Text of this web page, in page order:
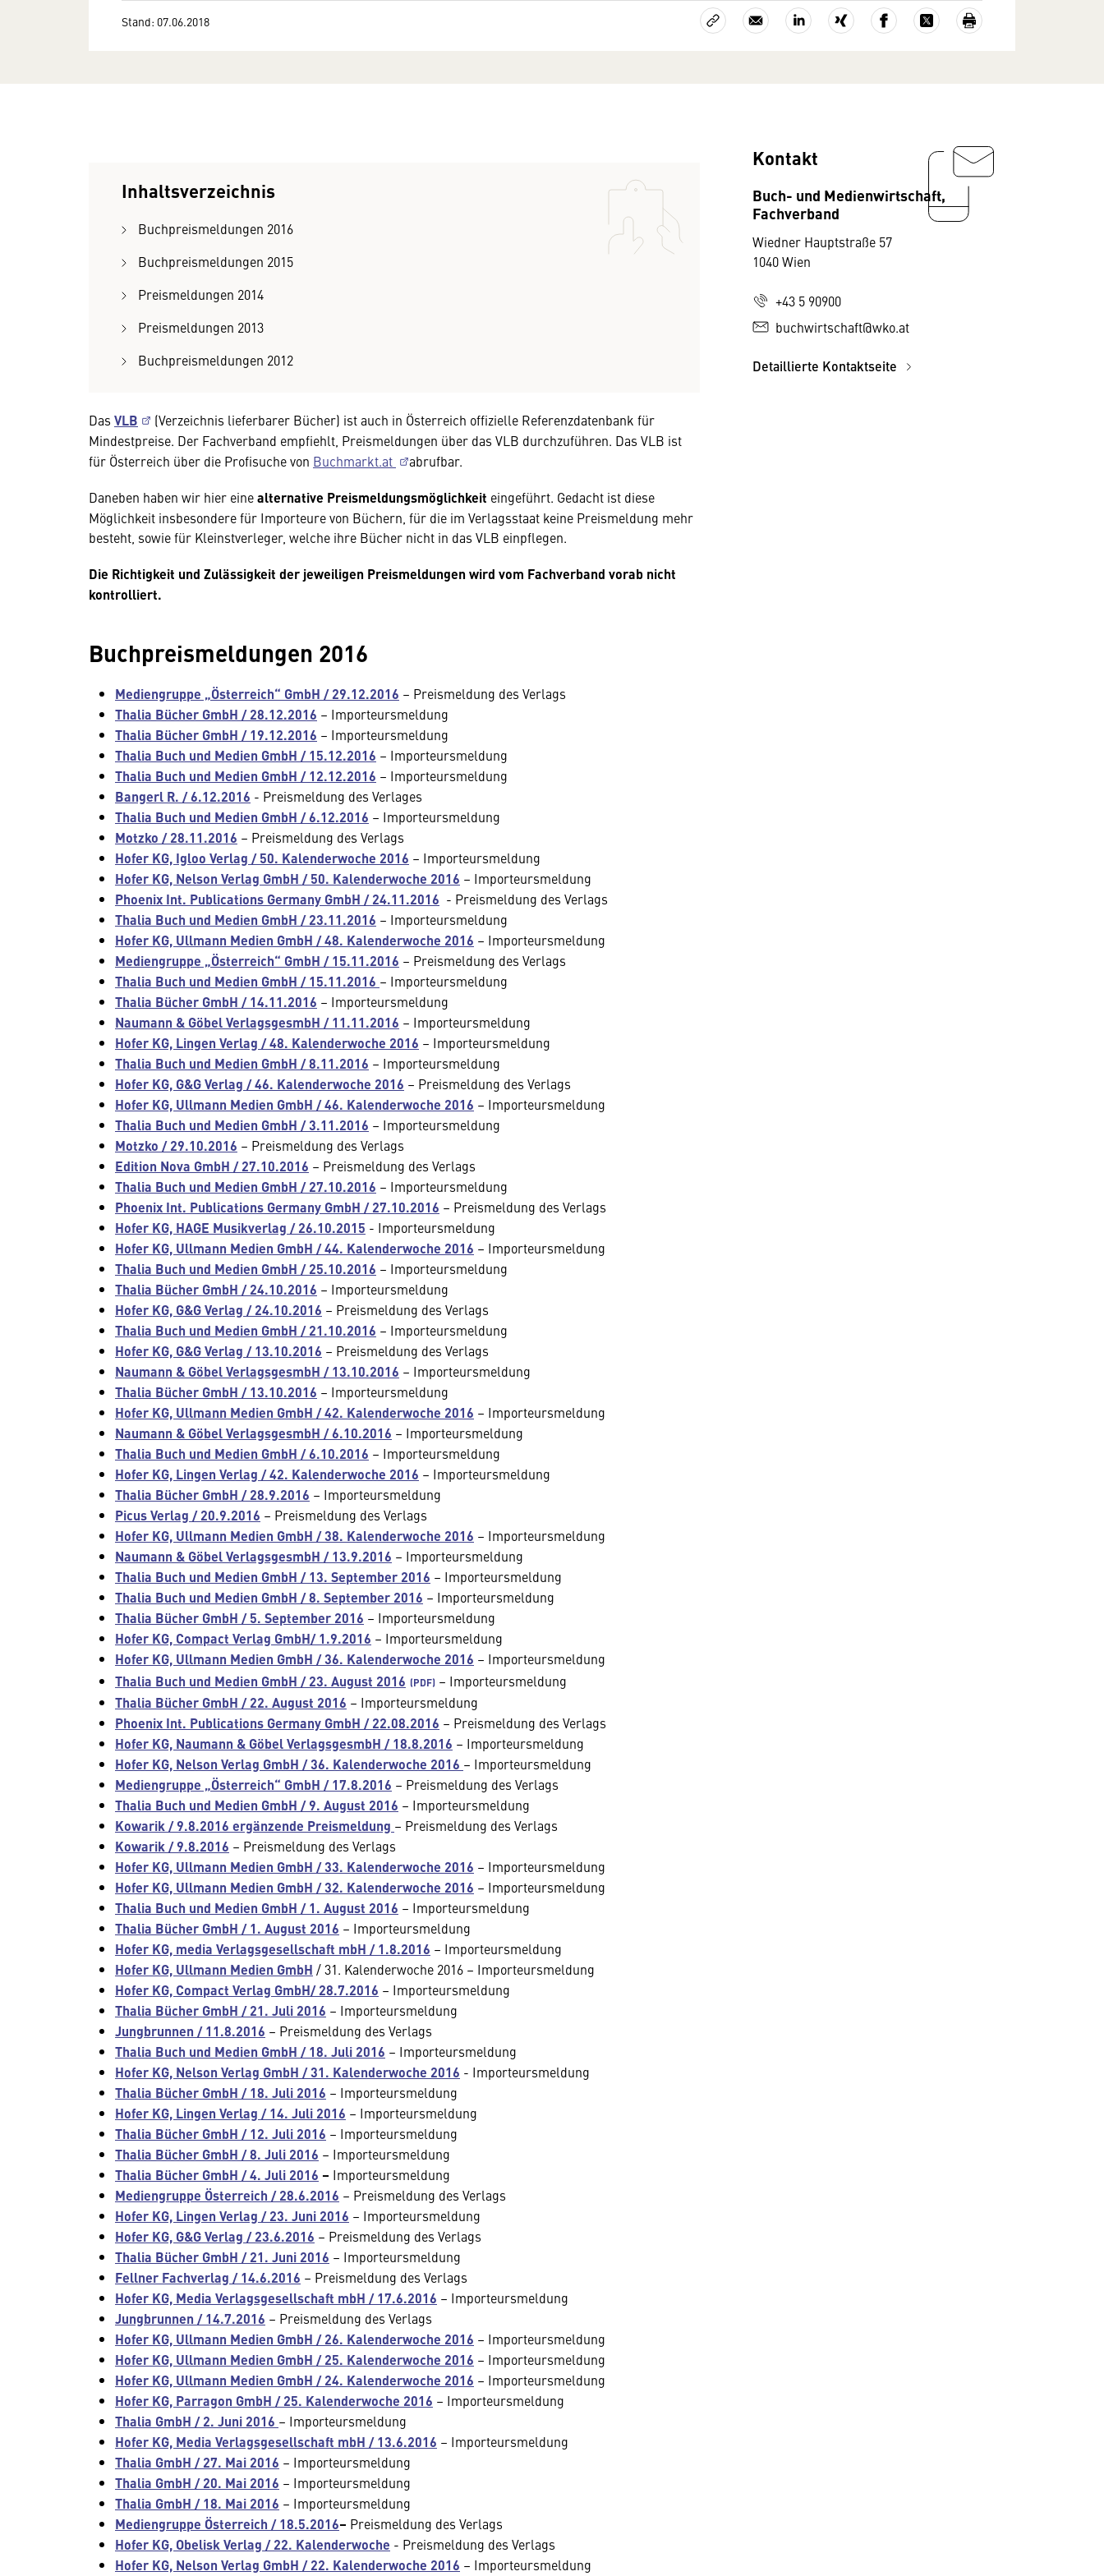
Stand: 07.06.2018
Inhaltsverzeichnis
Buchpreismeldungen 2016
Buchpreismeldungen 2015
Preismeldungen 2014
Preismeldungen 2013
Buchpreismeldungen 2012
Das VLB
(Verzeichnis lieferbarer Bücher) ist auch in Österreich offizielle Referenzdatenbank für
Mindestpreise. Der Fachverband empfiehlt, Preismeldungen über das VLB durchzuführen. Das VLB ist
für Österreich über die Profisuche von Buchmarkt.at
abrufbar.
Daneben haben wir hier einealternative Preismeldungsmöglichkeit eingeführt. Gedacht ist diese
Möglichkeit insbesondere für Importeure von Büchern, für die im Verlagsstaat keine Preismeldung mehr
besteht, sowie für Kleinstverleger, welche ihre Bücher nicht in das VLB einpflegen.
Die Richtigkeit und Zulässigkeit der jeweiligen Preismeldungen wird vom Fachverband vorab nicht
kontrolliert.
Buchpreismeldungen 2016
Mediengruppe „Österreich“ GmbH / 29.12.2016 – Preismeldung des Verlags
Thalia Bücher GmbH / 28.12.2016 – Importeursmeldung
Thalia Bücher GmbH / 19.12.2016 – Importeursmeldung
Thalia Buch und Medien GmbH / 15.12.2016 – Importeursmeldung
Thalia Buch und Medien GmbH / 12.12.2016 – Importeursmeldung
Bangerl R. / 6.12.2016 - Preismeldung des Verlages
Thalia Buch und Medien GmbH / 6.12.2016 – Importeursmeldung
Motzko / 28.11.2016 – Preismeldung des Verlags
Hofer KG, Igloo Verlag / 50. Kalenderwoche 2016 – Importeursmeldung
Hofer KG, Nelson Verlag GmbH / 50. Kalenderwoche 2016 – Importeursmeldung
Phoenix Int. Publications Germany GmbH / 24.11.2016 - Preismeldung des Verlags
Thalia Buch und Medien GmbH / 23.11.2016 – Importeursmeldung
Hofer KG, Ullmann Medien GmbH / 48. Kalenderwoche 2016 – Importeursmeldung
Mediengruppe „Österreich“ GmbH / 15.11.2016 – Preismeldung des Verlags
Thalia Buch und Medien GmbH / 15.11.2016 – Importeursmeldung
Thalia Bücher GmbH / 14.11.2016 – Importeursmeldung
Naumann & Göbel VerlagsgesmbH / 11.11.2016 – Importeursmeldung
Hofer KG, Lingen Verlag / 48. Kalenderwoche 2016 – Importeursmeldung
Thalia Buch und Medien GmbH / 8.11.2016 – Importeursmeldung
Hofer KG, G&G Verlag / 46. Kalenderwoche 2016 – Preismeldung des Verlags
Hofer KG, Ullmann Medien GmbH / 46. Kalenderwoche 2016 – Importeursmeldung
Thalia Buch und Medien GmbH / 3.11.2016 – Importeursmeldung
Motzko / 29.10.2016 – Preismeldung des Verlags
Edition Nova GmbH / 27.10.2016 – Preismeldung des Verlags
Thalia Buch und Medien GmbH / 27.10.2016 – Importeursmeldung
Phoenix Int. Publications Germany GmbH / 27.10.2016 – Preismeldung des Verlags
Hofer KG, HAGE Musikverlag / 26.10.2015 - Importeursmeldung
Hofer KG, Ullmann Medien GmbH / 44. Kalenderwoche 2016 – Importeursmeldung
Thalia Buch und Medien GmbH / 25.10.2016 – Importeursmeldung
Thalia Bücher GmbH / 24.10.2016 – Importeursmeldung
Hofer KG, G&G Verlag / 24.10.2016 – Preismeldung des Verlags
Thalia Buch und Medien GmbH / 21.10.2016 – Importeursmeldung
Hofer KG, G&G Verlag / 13.10.2016 – Preismeldung des Verlags
Naumann & Göbel VerlagsgesmbH / 13.10.2016 – Importeursmeldung
Thalia Bücher GmbH / 13.10.2016 – Importeursmeldung
Hofer KG, Ullmann Medien GmbH / 42. Kalenderwoche 2016 – Importeursmeldung
Naumann & Göbel VerlagsgesmbH / 6.10.2016 – Importeursmeldung
Thalia Buch und Medien GmbH / 6.10.2016 – Importeursmeldung
Hofer KG, Lingen Verlag / 42. Kalenderwoche 2016 – Importeursmeldung
Thalia Bücher GmbH / 28.9.2016 – Importeursmeldung
Picus Verlag / 20.9.2016 – Preismeldung des Verlags
Hofer KG, Ullmann Medien GmbH / 38. Kalenderwoche 2016 – Importeursmeldung
Naumann & Göbel VerlagsgesmbH / 13.9.2016 – Importeursmeldung
Thalia Buch und Medien GmbH / 13. September 2016 – Importeursmeldung
Thalia Buch und Medien GmbH / 8. September 2016 – Importeursmeldung
Thalia Bücher GmbH / 5. September 2016 – Importeursmeldung
Hofer KG, Compact Verlag GmbH/ 1.9.2016 – Importeursmeldung
Hofer KG, Ullmann Medien GmbH / 36. Kalenderwoche 2016 – Importeursmeldung
Thalia Buch und Medien GmbH / 23. August 2016 – Importeursmeldung
Thalia Bücher GmbH / 22. August 2016 – Importeursmeldung
Phoenix Int. Publications Germany GmbH / 22.08.2016 – Preismeldung des Verlags
Hofer KG, Naumann & Göbel VerlagsgesmbH / 18.8.2016 – Importeursmeldung
Hofer KG, Nelson Verlag GmbH / 36. Kalenderwoche 2016 – Importeursmeldung
Mediengruppe „Österreich“ GmbH / 17.8.2016 – Preismeldung des Verlags
Thalia Buch und Medien GmbH / 9. August 2016 – Importeursmeldung
Kowarik / 9.8.2016 ergänzende Preismeldung – Preismeldung des Verlags
Kowarik / 9.8.2016 – Preismeldung des Verlags
Hofer KG, Ullmann Medien GmbH / 33. Kalenderwoche 2016 – Importeursmeldung
Hofer KG, Ullmann Medien GmbH / 32. Kalenderwoche 2016 – Importeursmeldung
Thalia Buch und Medien GmbH / 1. August 2016 – Importeursmeldung
Thalia Bücher GmbH / 1. August 2016 – Importeursmeldung
Hofer KG, media Verlagsgesellschaft mbH / 1.8.2016 – Importeursmeldung
Hofer KG, Ullmann Medien GmbH / 31. Kalenderwoche 2016 – Importeursmeldung
Hofer KG, Compact Verlag GmbH/ 28.7.2016 – Importeursmeldung
Thalia Bücher GmbH / 21. Juli 2016 – Importeursmeldung
Jungbrunnen / 11.8.2016 – Preismeldung des Verlags
Thalia Buch und Medien GmbH / 18. Juli 2016 – Importeursmeldung
Hofer KG, Nelson Verlag GmbH / 31. Kalenderwoche 2016 - Importeursmeldung
Thalia Bücher GmbH / 18. Juli 2016 – Importeursmeldung
Hofer KG, Lingen Verlag / 14. Juli 2016 – Importeursmeldung
Thalia Bücher GmbH / 12. Juli 2016 – Importeursmeldung
Thalia Bücher GmbH / 8. Juli 2016 – Importeursmeldung
Thalia Bücher GmbH / 4. Juli 2016 – Importeursmeldung
Mediengruppe Österreich / 28.6.2016 – Preismeldung des Verlags
Hofer KG, Lingen Verlag / 23. Juni 2016 – Importeursmeldung
Hofer KG, G&G Verlag / 23.6.2016 – Preismeldung des Verlags
Thalia Bücher GmbH / 21. Juni 2016 – Importeursmeldung
Fellner Fachverlag / 14.6.2016 – Preismeldung des Verlags
Hofer KG, Media Verlagsgesellschaft mbH / 17.6.2016 – Importeursmeldung
Jungbrunnen / 14.7.2016 – Preismeldung des Verlags
Hofer KG, Ullmann Medien GmbH / 26. Kalenderwoche 2016 – Importeursmeldung
Hofer KG, Ullmann Medien GmbH / 25. Kalenderwoche 2016 – Importeursmeldung
Hofer KG, Ullmann Medien GmbH / 24. Kalenderwoche 2016 – Importeursmeldung
Hofer KG, Parragon GmbH / 25. Kalenderwoche 2016 – Importeursmeldung
Thalia GmbH / 2. Juni 2016 – Importeursmeldung
Hofer KG, Media Verlagsgesellschaft mbH / 13.6.2016 – Importeursmeldung
Thalia GmbH / 27. Mai 2016 – Importeursmeldung
Thalia GmbH / 20. Mai 2016 – Importeursmeldung
Thalia GmbH / 18. Mai 2016 – Importeursmeldung
Mediengruppe Österreich / 18.5.2016– Preismeldung des Verlags
Hofer KG, Obelisk Verlag / 22. Kalenderwoche - Preismeldung des Verlags
Hofer KG, Nelson Verlag GmbH / 22. Kalenderwoche 2016 – Importeursmeldung
Kontakt
Buch- und Medienwirtschaft,
Fachverband
Wiedner Hauptstraße 57
1040 Wien
+43 5 90900
buchwirtschaft@wko.at
Detaillierte Kontaktseite